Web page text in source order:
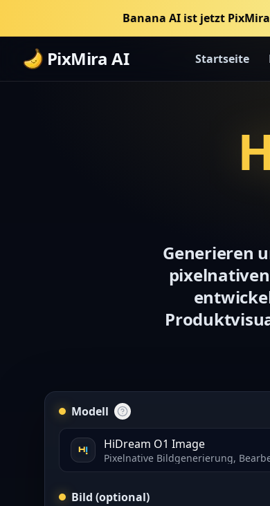
Banana AI ist jetzt
PixMira AI Startseite
Generieren
Modell
HiDream O1 Image
Pixelnative Bildgenerierung,
Bild (optional)